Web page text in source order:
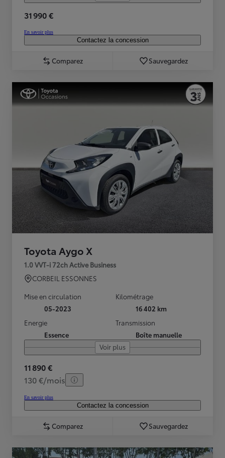
31 990 €
En savoir plus
Contactez la concession
Comparez Sauvegardez
Toyota Aygo X
1.0 VVT-i 72ch Active Business
CORBEIL ESSONNES
Mise en circulation
05-2023
Kilométrage
16 402 km
Energie
Essence
Transmission
Boîte manuelle
Voir plus
11 890 €
130 €/mois
En savoir plus
Contactez la concession
Comparez Sauvegardez